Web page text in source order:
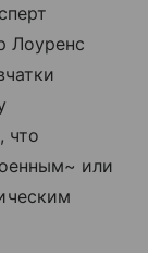
Лоуренс
что
или